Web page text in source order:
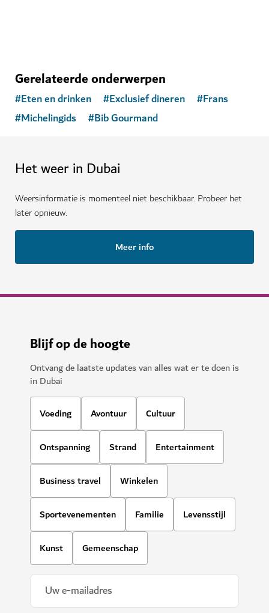
Gerelateerde onderwerpen
#Eten en drinken #Exclusief dineren #Frans
#Michelingids #Bib Gourmand
Het weer in Dubai
Weersinformatie is momenteel niet beschikbaar. Probeer het
later opnieuw.
Meer info
Blijf op de hoogte
Ontvang de laatste updates van alles wat er te doen is
in Dubai
Voeding Avontuur Cultuur
Ontspanning Strand Entertainment
Business travel Winkelen
Sportevenementen Familie Levensstijl
Kunst Gemeenschap